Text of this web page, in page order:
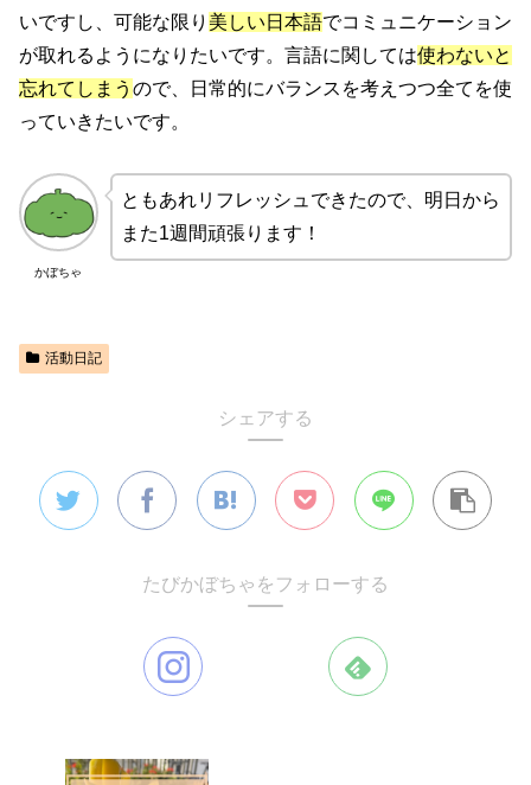
いですし、可能な限り 美しい日本語でコミュニケーション
が取れるようになりたいです。言語に関しては使わないと
忘れてしまう ので、日常的にバランスを考えつつ全てを使
っていきたいです。
かぼちゃ
ともあれリフレッシュできたので、明日から
また1週間頑張ります！
活動日記
シェアする
たびかぼちゃをフォローする